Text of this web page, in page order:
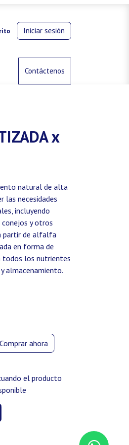
Iniciar sesión
animalesContáctenos
x
natural de alta
las necesidades
incluyendo
conejos y otros
partir de alfalfa
en forma de
todos los nutrientes
almacenamiento.
Comprar ahora
el producto